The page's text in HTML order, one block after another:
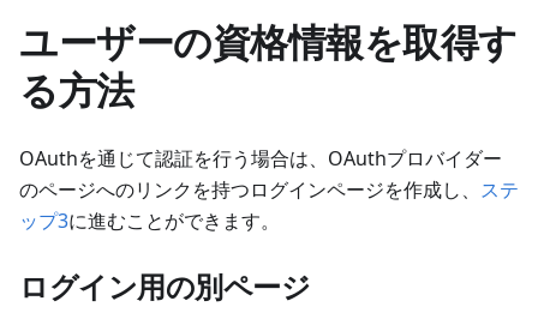
ユーザーの資格情報を取得す
る方法
OAuthを通じて認証を行う場合は、OAuthプロバイダー
のページへのリンクを持つログインページを作成し、 ステ
ップ3に進むことができます。
ログイン用の別ページ